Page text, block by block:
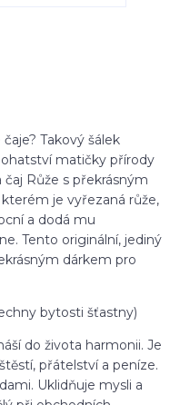
Takový šálek
matičky přírody
Růže s překrásným
je vyřezaná růže,
a dodá mu
Tento originální, jediný
dárkem pro
bytosti šťastny)
do života harmonii. Je
přátelství a peníze.
Uklidňuje mysli a